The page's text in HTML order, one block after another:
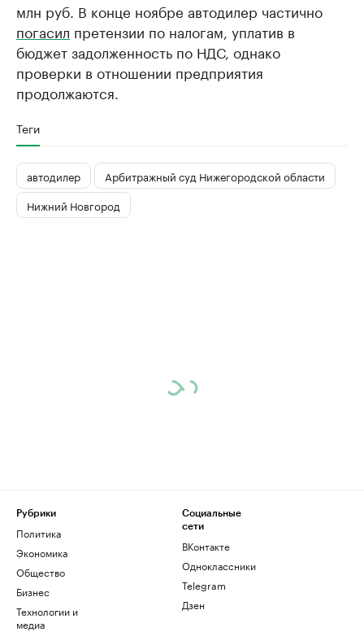
млн руб. В конце ноябре автодилер частично
погасил претензии по налогам, уплатив в
бюджет задолженность по НДС, однако
проверки в отношении предприятия
продолжаются.
Теги
автодилер
Арбитражный суд Нижегородской области
Нижний Новгород
Рубрики
Политика
Экономика
Общество
Бизнес
Технологии и
медиа
Социальные
сети
ВКонтакте
Одноклассники
Telegram
Дзен